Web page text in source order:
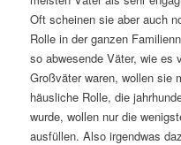
Oft scheinen sie aber auch
Rolle in der ganzen
so abwesende Väter, wie es
Großväter waren, wollen sie
häusliche Rolle, die
wurde, wollen nur die
ausfüllen. Also irgendwas